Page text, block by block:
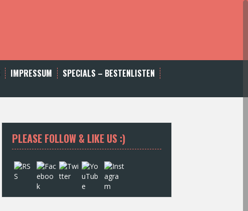
IMPRESSUM
SPECIALS – BESTENLISTEN
PLEASE FOLLOW & LIKE US :)